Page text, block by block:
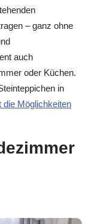
– ganz ohne
auch
oder Küchen.
in
die Möglichkeiten